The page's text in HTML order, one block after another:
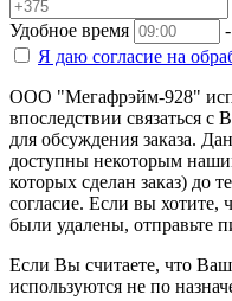
Удобное время
-
Я даю согласие на
ООО "Мегафрэйм-928"
впоследствии связаться
для обсуждения заказа.
доступны некоторым
которых сделан заказ) до
согласие. Если вы
были удалены, отправьте
Если Вы считаете, что
используются не по